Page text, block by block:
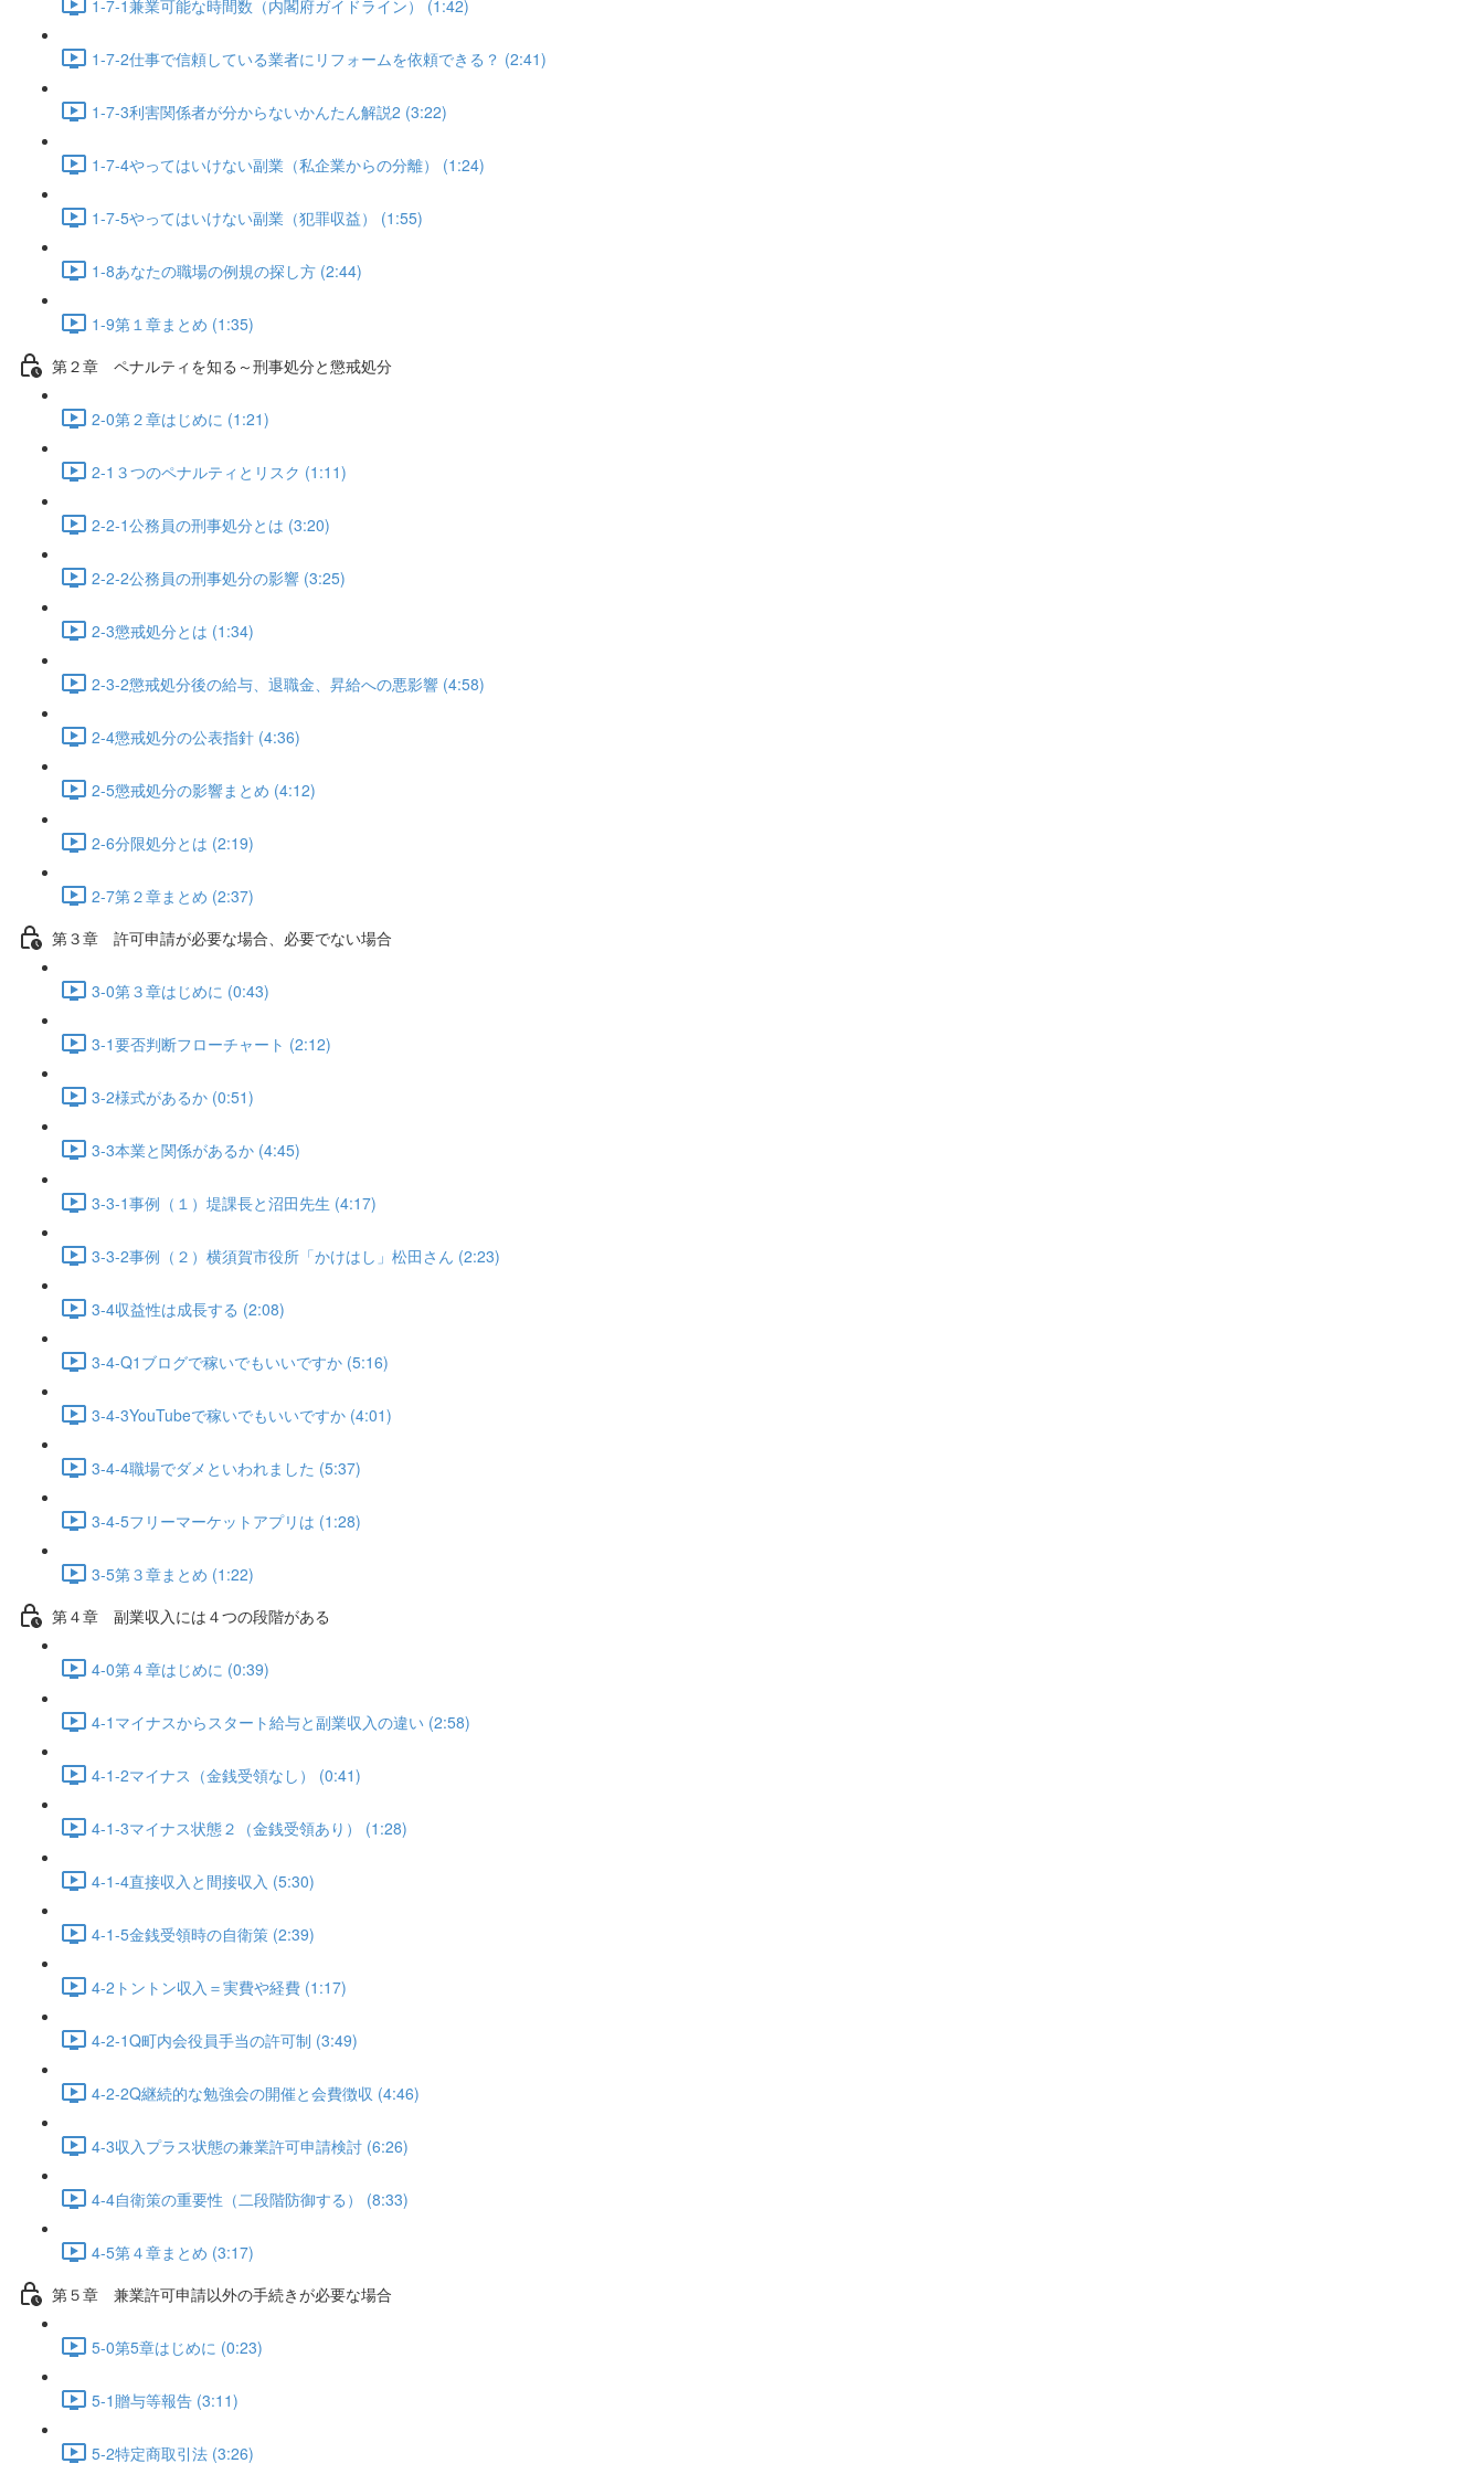
1-7-1兼業可能な時間数（内閣府ガイドライン） (1:42)
1-7-2仕事で信頼している業者にリフォームを依頼できる？ (2:41)
1-7-3利害関係者が分からないかんたん解説2 (3:22)
1-7-4やってはいけない副業（私企業からの分離） (1:24)
1-7-5やってはいけない副業（犯罪収益） (1:55)
1-8あなたの職場の例規の探し方 (2:44)
1-9第１章まとめ (1:35)
第２章 ペナルティを知る～刑事処分と懲戒処分
2-0第２章はじめに (1:21)
2-1３つのペナルティとリスク (1:11)
2-2-1公務員の刑事処分とは (3:20)
2-2-2公務員の刑事処分の影響 (3:25)
2-3懲戒処分とは (1:34)
2-3-2懲戒処分後の給与、退職金、昇給への悪影響 (4:58)
2-4懲戒処分の公表指針 (4:36)
2-5懲戒処分の影響まとめ (4:12)
2-6分限処分とは (2:19)
2-7第２章まとめ (2:37)
第３章 許可申請が必要な場合、必要でない場合
3-0第３章はじめに (0:43)
3-1要否判断フローチャート (2:12)
3-2様式があるか (0:51)
3-3本業と関係があるか (4:45)
3-3-1事例（１）堤課長と沼田先生 (4:17)
3-3-2事例（２）横須賀市役所「かけはし」松田さん (2:23)
3-4収益性は成長する (2:08)
3-4-Q1ブログで稼いでもいいですか (5:16)
3-4-3YouTubeで稼いでもいいですか (4:01)
3-4-4職場でダメといわれました (5:37)
3-4-5フリーマーケットアプリは (1:28)
3-5第３章まとめ (1:22)
第４章 副業収入には４つの段階がある
4-0第４章はじめに (0:39)
4-1マイナスからスタート給与と副業収入の違い (2:58)
4-1-2マイナス（金銭受領なし） (0:41)
4-1-3マイナス状態２（金銭受領あり） (1:28)
4-1-4直接収入と間接収入 (5:30)
4-1-5金銭受領時の自衛策 (2:39)
4-2トントン収入＝実費や経費 (1:17)
4-2-1Q町内会役員手当の許可制 (3:49)
4-2-2Q継続的な勉強会の開催と会費徴収 (4:46)
4-3収入プラス状態の兼業許可申請検討 (6:26)
4-4自衛策の重要性（二段階防御する） (8:33)
4-5第４章まとめ (3:17)
第５章 兼業許可申請以外の手続きが必要な場合
5-0第5章はじめに (0:23)
5-1贈与等報告 (3:11)
5-2特定商取引法 (3:26)